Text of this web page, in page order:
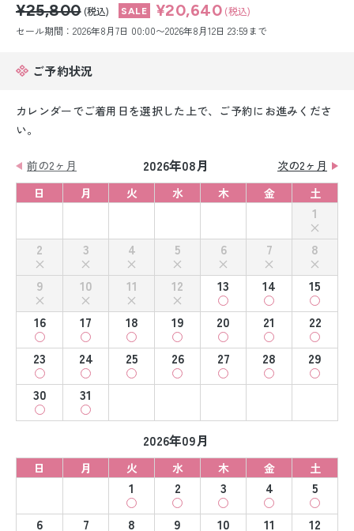
小物販売品
¥25,800 (税込) ¥20,640 (税込)
セール期間：2026年8月7日 00:00〜2026年8月12日 23:59まで
ご予約状況
カレンダーでご着用日を選択した上で、ご予約にお進みくださ
い。
前の2ヶ月 2026年08月
次の2ヶ月
日
月 火 水 木 金 土
1
2
3 4 5 6 7
8
9
10 11 12 13 14
15
16
17 18 19 20 21
22
23
24 25 26 27 28
29
30
31
2026年09月
日 月 火 水 木 金 土
1 2 3 4
5
6
7 8 9 10 11
12